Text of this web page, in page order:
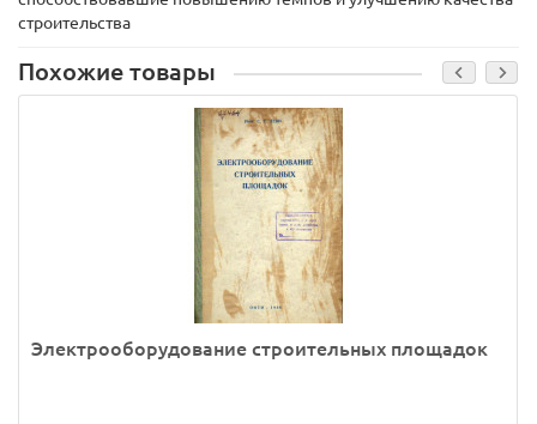
строительства
Похожие товары
Электрооборудование строительных площадок